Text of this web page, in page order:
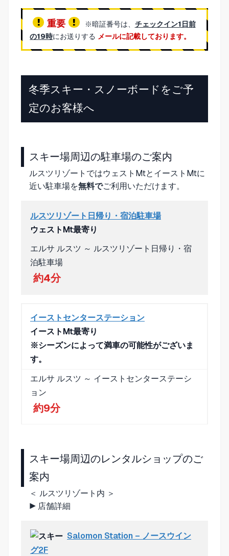
重要 ※暗証番号は、 チェックイン1日前
の19時にお送りする メールに記載しております。
冬季スキー・スノーボードをご予
定のお客様へ
スキー場周辺の駐車場のご案内
ルスツリゾート ではウェストMtとイーストMtに
近い駐車場を無料でご利用いただけます。
ルスツリゾート日帰り・宿泊駐車場
ウェストMt最寄り
エルサ ルスツ ～ ルスツリゾート日帰り・宿
泊駐車場
約4分
イーストセンターステーション
イーストMt最寄り
※シーズンによって満車の可能性がございま
す。
エルサ ルスツ ～ イーストセンターステーシ
ョン
約9分
スキー場周辺のレンタルショップのご
案内
＜ ルスツリゾート内 ＞
▶ 店舗詳細
Salomon Station – ノースウイン
グ2F